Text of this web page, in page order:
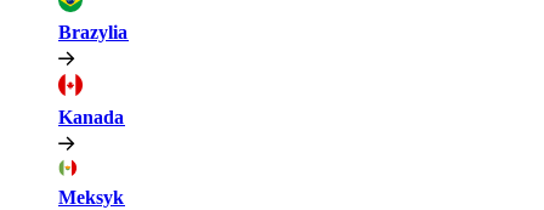
Brazylia​​
Kanada​​
Meksyk​​